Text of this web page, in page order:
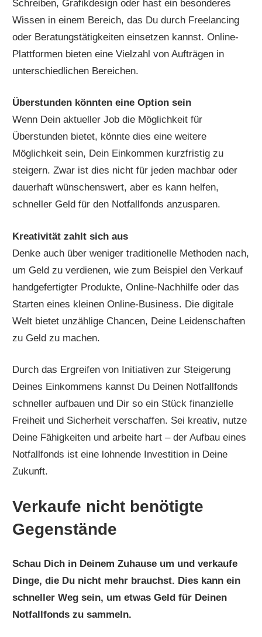
Schreiben, Grafikdesign oder hast ein besonderes
Wissen in einem Bereich, das Du durch Freelancing
oder Beratungstätigkeiten einsetzen kannst. Online-
Plattformen bieten eine Vielzahl von Aufträgen in
unterschiedlichen Bereichen.
Überstunden könnten eine Option sein
Wenn Dein aktueller Job die Möglichkeit für
Überstunden bietet, könnte dies eine weitere
Möglichkeit sein, Dein Einkommen kurzfristig zu
steigern. Zwar ist dies nicht für jeden machbar oder
dauerhaft wünschenswert, aber es kann helfen,
schneller Geld für den Notfallfonds anzusparen.
Kreativität zahlt sich aus
Denke auch über weniger traditionelle Methoden nach,
um Geld zu verdienen, wie zum Beispiel den Verkauf
handgefertigter Produkte, Online-Nachhilfe oder das
Starten eines kleinen Online-Business. Die digitale
Welt bietet unzählige Chancen, Deine Leidenschaften
zu Geld zu machen.
Durch das Ergreifen von Initiativen zur Steigerung
Deines Einkommens kannst Du Deinen Notfallfonds
schneller aufbauen und Dir so ein Stück finanzielle
Freiheit und Sicherheit verschaffen. Sei kreativ, nutze
Deine Fähigkeiten und arbeite hart – der Aufbau eines
Notfallfonds ist eine lohnende Investition in Deine
Zukunft.
Verkaufe nicht benötigte
Gegenstände
Schau Dich in Deinem Zuhause um und verkaufe
Dinge, die Du nicht mehr brauchst. Dies kann ein
schneller Weg sein, um etwas Geld für Deinen
Notfallfonds zu sammeln.